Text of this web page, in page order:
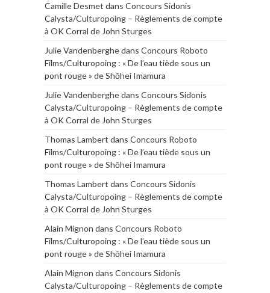
Camille Desmet dans Concours Sidonis
Calysta/Culturopoing – Règlements de compte
à OK Corral de John Sturges
Julie Vandenberghedans Concours Roboto
Films/Culturopoing : « De l’eau tiède sous un
pont rouge » de Shōhei Imamura
Julie Vandenberghedans Concours Sidonis
Calysta/Culturopoing – Règlements de compte
à OK Corral de John Sturges
Thomas Lambert dans Concours Roboto
Films/Culturopoing : « De l’eau tiède sous un
pont rouge » de Shōhei Imamura
Thomas Lambert dans Concours Sidonis
Calysta/Culturopoing – Règlements de compte
à OK Corral de John Sturges
Alain Mignon dans Concours Roboto
Films/Culturopoing : « De l’eau tiède sous un
pont rouge » de Shōhei Imamura
Alain Mignon dans Concours Sidonis
Calysta/Culturopoing – Règlements de compte